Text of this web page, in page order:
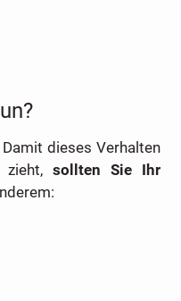
dieses Verhalten
zieht,sollten Sie Ihr